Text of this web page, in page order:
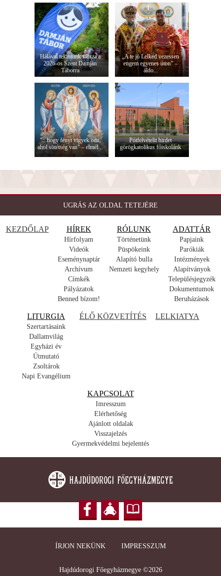
Hálával tekintünk vissza a
2026-os Szent Damján
Táborra
„A te jó Lelked vezessen
engem egyenes úton” –
áldo...
"...hogy fényt vigyek oda,
ahol sötétség van" – elmél...
Pótfelvételit hirdet
görögkatolikus főiskolánk
UGRÁS AZ OLDAL TETEJÉRE
KEZDŐLAP HÍREK
Hírfolyam
Videók
Eseménynaptár
Archívum
Címkék
Pályázatok
Benned bízom!
RÓLUNK
Történetünk
Püspökeink
Alapító bulla
Nemzeti kegyhely
ADATTÁR
Papjaink
Parókiák
Intézmények
Alapítványok
Településjegyzék
Dokumentumok
Beruházások
LITURGIA
Szertartásaink
Dallamvilág
Egyházi év
Útmutató
Zsoltárok
Napi Evangélium
ÉLŐ KÖZVETÍTÉS LELKIATYA
KAPCSOLAT
Imresszum
Elérhetőség
Ajánlott oldalak
Visszajelzés
Gyermekvédelmi bejelentés
ÍRJON NEKÜNK IMPRESSZUM
Hajdúdorogi Főegyházmegye ©2026